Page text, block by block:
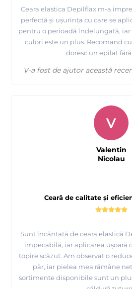
si video-urile disponibile la noi pe
si Depilflax
Tutorial epilare axila cu ceara
topire scazut -
Ceara elastica Depilflax m-a
perfectă și ușurința cu care se
pentru o perioadă îndelungată, iar
culori este un plus. Recomand
doresc un epilat
V-a fost de ajutor această
Ceară de calitate și
Sunt încântată de ceara elastică
impecabilă, iar aplicarea
topire scăzut. Am observat o
păr, iar pielea mea rămâne
sortimente disponibile sunt un
V
Valentin
Nicolau